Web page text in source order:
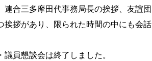
合三多摩田代事務局長の挨拶、友諠団
拶があり、限られた時間の中にも会話
員懇談会は終了しました。